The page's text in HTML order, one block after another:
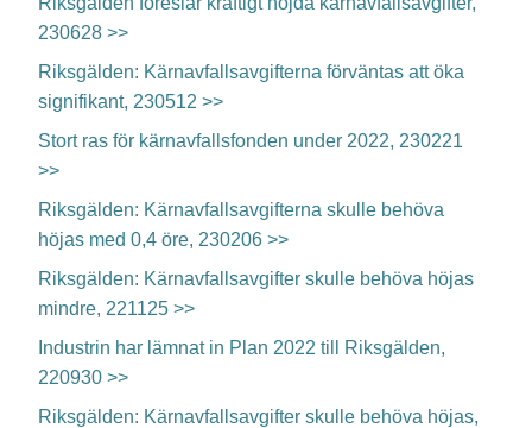
230628 >>
Riksgälden: Kärnavfallsavgifterna förväntas att öka
signifikant, 230512 >>
Stort ras för kärnavfallsfonden under 2022, 230221
>>
Riksgälden: Kärnavfallsavgifterna skulle behöva
höjas med 0,4 öre, 230206 >>
Riksgälden: Kärnavfallsavgifter skulle behöva höjas
mindre, 221125 >>
Industrin har lämnat in Plan 2022 till Riksgälden,
220930 >>
Riksgälden: Kärnavfallsavgifter skulle behöva höjas,